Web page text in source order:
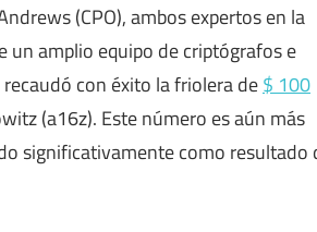
(CPO), ambos expertos en la
un amplio equipo de criptógrafos e
con éxito la friolera de$ 100
(a16z). Este número es aún más
significativamente como resultado